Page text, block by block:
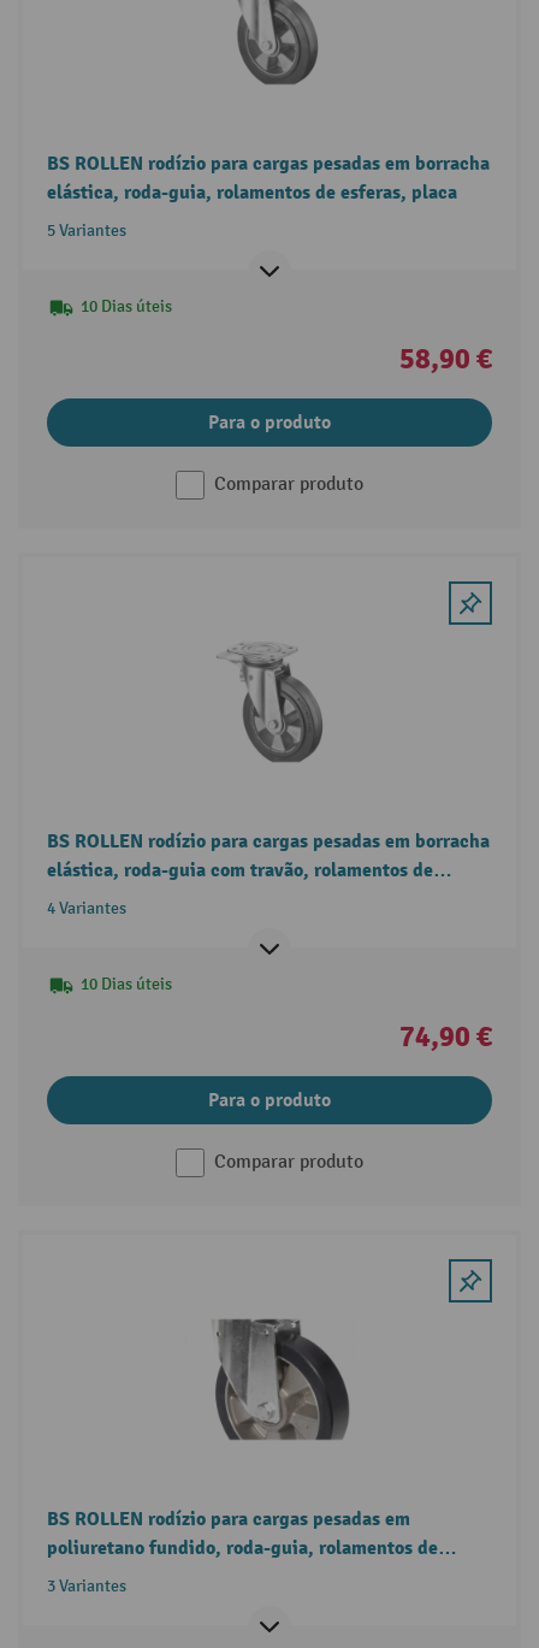
BS ROLLEN rodízio para cargas pesadas em borracha
elástica, roda-guia, rolamentos de esferas, placa
5 Variantes
10 Dias úteis
58,90 €
Para o produto
Comparar produto
BS ROLLEN rodízio para cargas pesadas em borracha
elástica, roda-guia com travão, rolamentos de
esferas, placa
4 Variantes
10 Dias úteis
74,90 €
Para o produto
Comparar produto
BS ROLLEN rodízio para cargas pesadas em
poliuretano fundido, roda-guia, rolamentos de
esferas, placa
3 Variantes